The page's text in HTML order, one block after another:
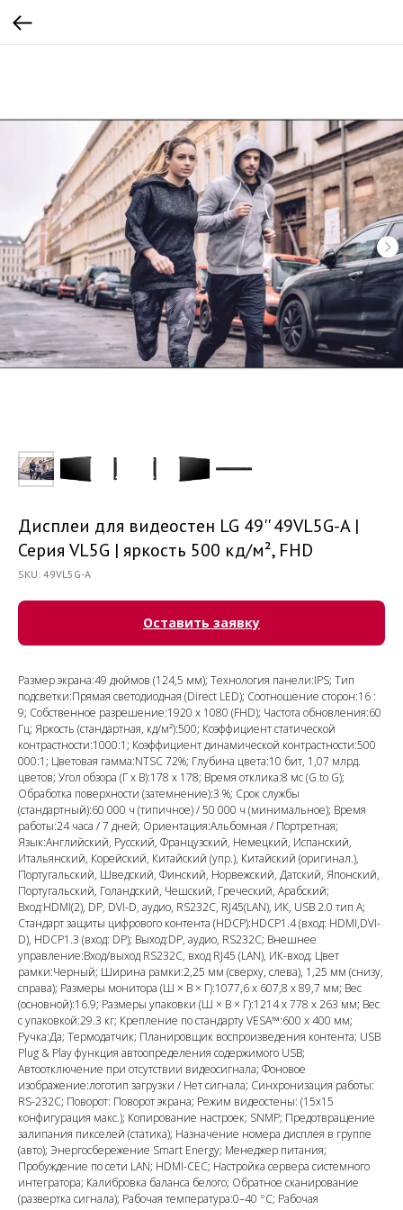
Дисплеи для видеостен LG 49'' 49VL5G-A |
Серия VL5G | яркость 500 кд/м², FHD
SKU: 49VL5G-A
Оставить заявку
Размер экрана:49 дюймов (124,5 мм); Технология панели:IPS; Тип
подсветки:Прямая светодиодная (Direct LED); Соотношение сторон:16 :
9; Собственное разрешение:1920 x 1080 (FHD); Частота обновления:60
Гц; Яркость (стандартная, кд/м²):500; Коэффициент статической
контрастности:1000:1; Коэффициент динамической контрастности:500
000:1; Цветовая гамма:NTSC 72%; Глубина цвета:10 бит, 1,07 млрд.
цветов; Угол обзора (Г x В):178 x 178; Время отклика:8 мс (G to G);
Обработка поверхности (затемнение):3 %; Срок службы
(стандартный):60 000 ч (типичное) / 50 000 ч (минимальное); Время
работы:24 часа / 7 дней; Ориентация:Альбомная / Портретная;
Язык:Английский, Русский, Французский, Немецкий, Испанский,
Итальянский, Корейский, Китайский (упр.), Китайский (оригинал.),
Португальский, Шведский, Финский, Норвежский, Датский, Японский,
Португальский, Голандский, Чешский, Греческий, Арабский;
Вход:HDMI(2), DP, DVI-D, аудио, RS232C, RJ45(LAN), ИК, USB 2.0 тип A;
Стандарт защиты цифрового контента (HDCP):HDCP1.4 (вход: HDMI,DVI-
D), HDCP1.3 (вход: DP); Выход:DP, аудио, RS232C; Внешнее
управление:Вход/выход RS232C, вход RJ45 (LAN), ИК-вход; Цвет
рамки:Черный; Ширина рамки:2,25 мм (сверху, слева), 1,25 мм (снизу,
справа); Размеры монитора (Ш × В × Г):1077,6 x 607,8 x 89,7 мм; Вес
(основной):16.9; Размеры упаковки (Ш × В × Г):1214 x 778 x 263 мм; Вес
с упаковкой:29.3 кг; Крепление по стандарту VESA™:600 x 400 мм;
Ручка:Да; Термодатчик; Планировщик воспроизведения контента; USB
Plug & Play функция автоопределения содержимого USB;
Автоотключение при отсутствии видеосигнала; Фоновое
изображение:логотип загрузки / Нет сигнала; Синхронизация работы:
RS-232C; Поворот: Поворот экрана; Режим видеостены: (15x15
конфигурация макс.); Копирование настроек; SNMP; Предотвращение
залипания пикселей (статика); Назначение номера дисплея в группе
(авто); Энергосбережение Smart Energy; Менеджер питания;
Пробуждение по сети LAN; HDMI-CEC; Настройка сервера системного
интегратора; Калибровка баланса белого; Обратное сканирование
(развертка сигнала); Рабочая температура:0–40 °C; Рабочая